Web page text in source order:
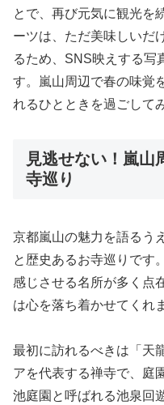
とで、再び元気に観光を
ーツは、ただ美味しいだ
るため、SNS映えする写
す。嵐山周辺で春の味覚
れるひとときを過ごして
見逃せない！嵐山
寺巡り
京都嵐山の魅力を語るう
と歴史あるお寺巡りです
感じさせる名所が多く点
は心を落ち着かせてくれ
最初に訪れるべきは「天
アを代表する禅寺で、庭
池庭園と呼ばれる池泉回